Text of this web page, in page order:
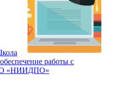
работы с
«НИИДПО»